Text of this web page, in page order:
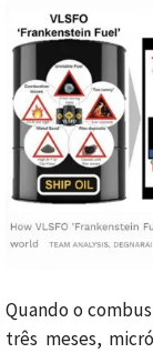
Quando o
três meses,